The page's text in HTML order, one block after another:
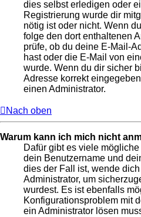
dies selbst erledigen oder
Registrierung wurde dir
nötig ist oder nicht. Wenn
folge den dort enthaltenen
prüfe, ob du deine E-Mail-
hast oder die E-Mail von
wurde. Wenn du dir sicher
Adresse korrekt
einen Administrator.
Nach oben
Warum kann ich mich nicht
Dafür gibt es viele
dein Benutzername und
dies der Fall ist, wende
Administrator, um
wurdest. Es ist ebenfalls
Konfigurationsproblem mit
ein Administrator lösen